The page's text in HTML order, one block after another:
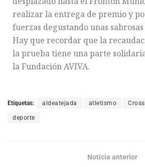
realizar la entrega de premio y
fuerzas degustando unas
Hay que recordar que la
la prueba tiene una parte
la Fundación AVIVA.
Etiquetas: aldeatejada atletismo
deporte
Noticia anterior